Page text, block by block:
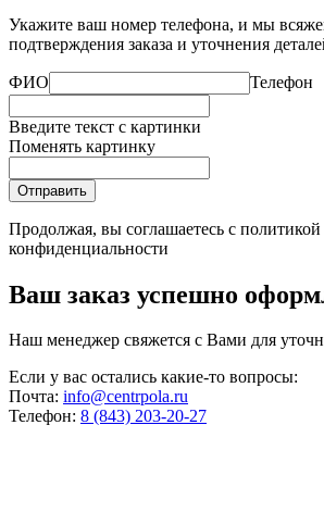
Укажите ваш номер телефона, и мы
подтверждения заказа и уточнения
ФИО Телефон
Введите текст с картинки
Поменять картинку
Отправить
Продолжая, вы соглашаетесь с политикой
конфиденциальности
Ваш заказ успешно
Наш менеджер свяжется с Вами для
Если у вас остались какие-то вопросы:
Почта: info@centrpola.ru
Телефон: 8 (843) 203-20-27